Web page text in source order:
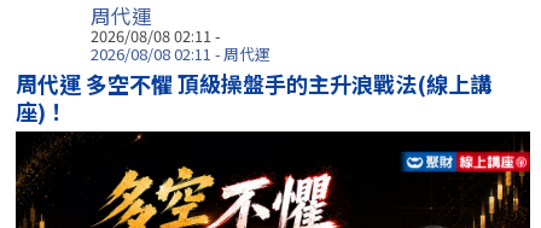
周代運
2026/08/08 02:11 -
2026/08/08 02:11 - 周代運
周代運 多空不懼 頂級操盤手的主升浪戰法(線上講
座)！